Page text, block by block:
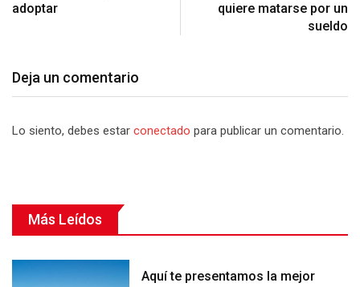
adoptar
quiere matarse por un
sueldo
Deja un comentario
Lo siento, debes estar conectado para publicar un comentario.
Más Leídos
Aquí te presentamos la mejor